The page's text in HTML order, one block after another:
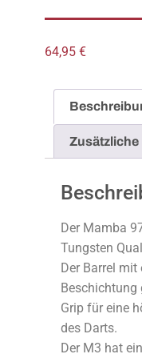
64,95 €
Der Mamba
Tungsten
Der Barrel
Beschichtung
Grip für eine
des Darts.
Der M3 hat